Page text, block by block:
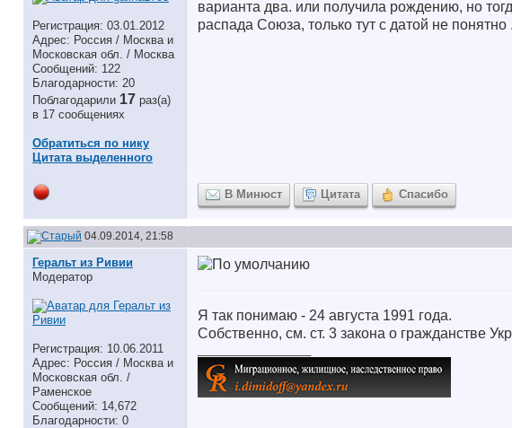
Регистрация: 03.01.2012
Адрес: Россия / Москва и
Московская обл. / Москва
Сообщений: 122
Благодарности: 20
Поблагодарили 17 раз(а)
в 17 сообщениях
Обратиться по нику
Цитата выделенного
варианта два. или получила рождению, но
распада Союза, только тут с датой не
В Минюст Цитата Спасибо
04.09.2014, 21:58
Геральт из Ривии
Модератор
Регистрация: 10.06.2011
Адрес: Россия / Москва и
Московская обл. /
Раменское
Сообщений: 14,672
Благодарности: 0
Я так понимаю - 24 августа 1991 года.
Собственно, см. ст. 3 закона о гражданстве